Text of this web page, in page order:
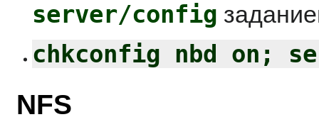
server/config
chkconfig nbd on;
NFS